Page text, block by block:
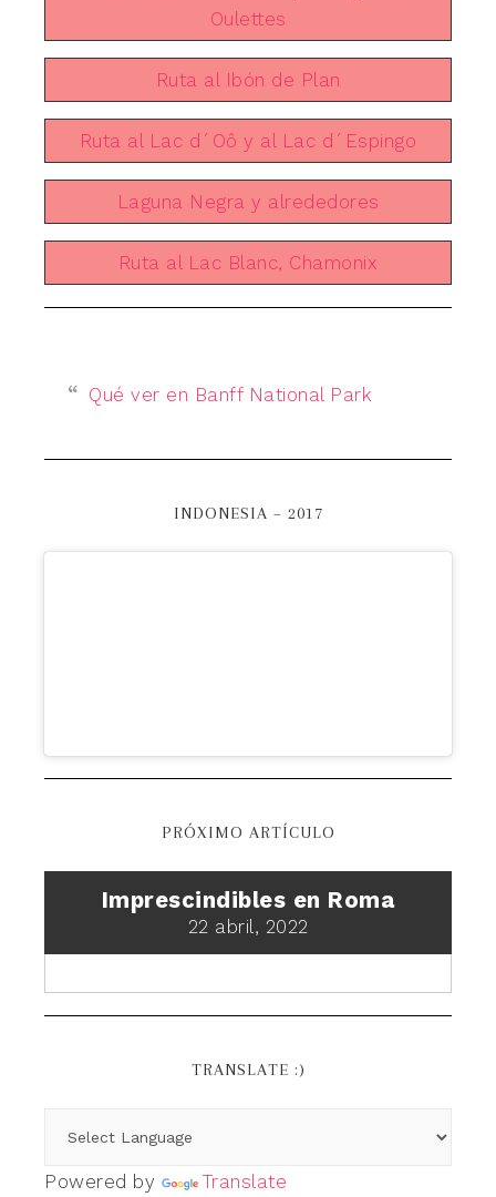
Oulettes
Ruta al Ibón de Plan
Ruta al Lac d´Oô y al Lac d´Espingo
Laguna Negra y alrededores
Ruta al Lac Blanc, Chamonix
Qué ver en Banff National Park
INDONESIA – 2017
PRÓXIMO ARTÍCULO
Imprescindibles en Roma
22 abril, 2022
TRANSLATE :)
Powered by Translate